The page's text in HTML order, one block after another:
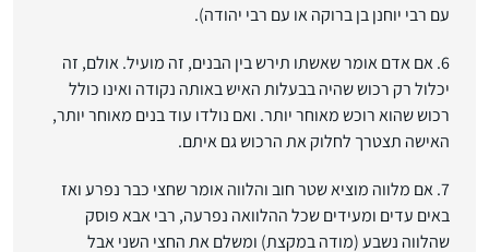
עם רבי יוחנן בן ברוקה או עם רבי יהודה).
6. אם אדם אומר שאשתו תירש בין הבנים, זה מועיל. אולם, זה
יכלול רק רכוש שהיה בבעלות האיש באותה נקודה ואינו כולל
רכוש שהוא רוכש מאוחר יותר. ואם נולדו עוד בנים מאוחר יותר,
האישה תצטרך לחלוק את הרכוש גם איתם.
7. אם מלווה מוציא שטר חוב והלווה אומר שחצי כבר נפרע ואז
באים עדים ומעידים שכל ההלוואה נפרעה, רבי אבא פוסק
שהלווה נשבע (מודה במקצת) ומשלם את החצי השני אבל